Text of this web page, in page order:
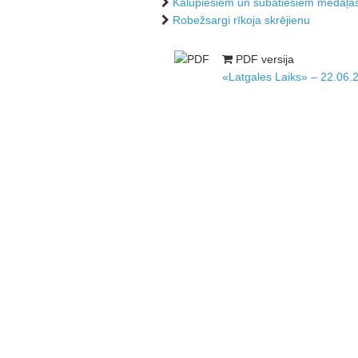
Robežsargi rīkoja skrējienu
PDF versija
«Latgales Laiks» –